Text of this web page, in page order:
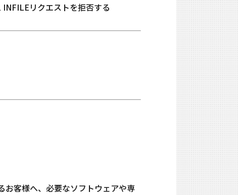
リクエストを拒否する
客様へ、必要なソフトウェアや専